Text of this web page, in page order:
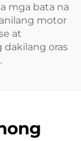
mga bata na
motor
at
dakilang oras